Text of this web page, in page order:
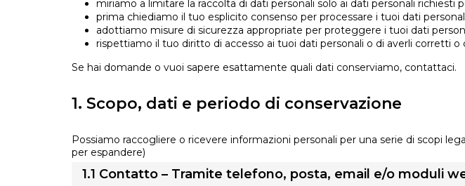
miriamo a limitare la raccolta di dati personali solo ai dati personali richiesti
prima chiediamo il tuo esplicito consenso per processare i tuoi dati
adottiamo misure di sicurezza appropriate per proteggere i tuoi dati
rispettiamo il tuo diritto di accesso ai tuoi dati personali o di averli corretti o
Se hai domande o vuoi sapere esattamente quali dati conserviamo, contattaci.
1. Scopo, dati e periodo di conservazione
Possiamo raccogliere o ricevere informazioni personali per una serie di scopi
per espandere)
1.1 Contatto – Tramite telefono, posta, email e/o moduli